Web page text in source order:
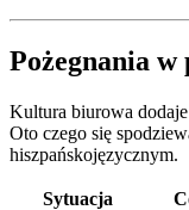
Pożegnania
Kultura biurowa dodaje
Oto czego się
hiszpańskojęzycznym.
Sytuacja